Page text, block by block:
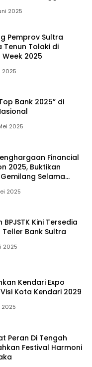
2025
Pemprov Sultra
Tenun Tolaki di
2025
2025
Bank 2025” di
2025
Financial
2025, Buktikan
Selama
2025
Kini Tersedia
Teller Bank Sultra
2025
Kendari Expo
Kota Kendari 2029
2025
Peran Di Tengah
Festival Harmoni